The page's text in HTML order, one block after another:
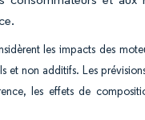
les impacts des
et non additifs. Les
les effets de